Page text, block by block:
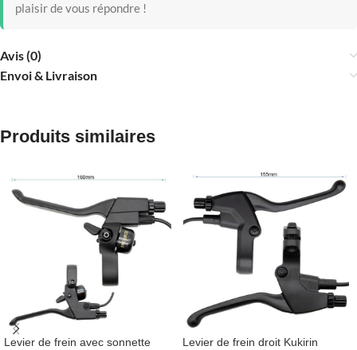
plaisir de vous répondre !
Avis (0)
Envoi & Livraison
Produits similaires
Levier de frein avec sonnette
Levier de frein droit Kukirin